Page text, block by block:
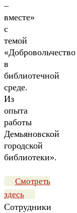
–
вместе»
с
темой
«Добровольчество
в
библиотечной
среде.
Из
опыта
работы
Демьяновской
городской
библиотеки».
Смотреть
здесь
Сотрудники